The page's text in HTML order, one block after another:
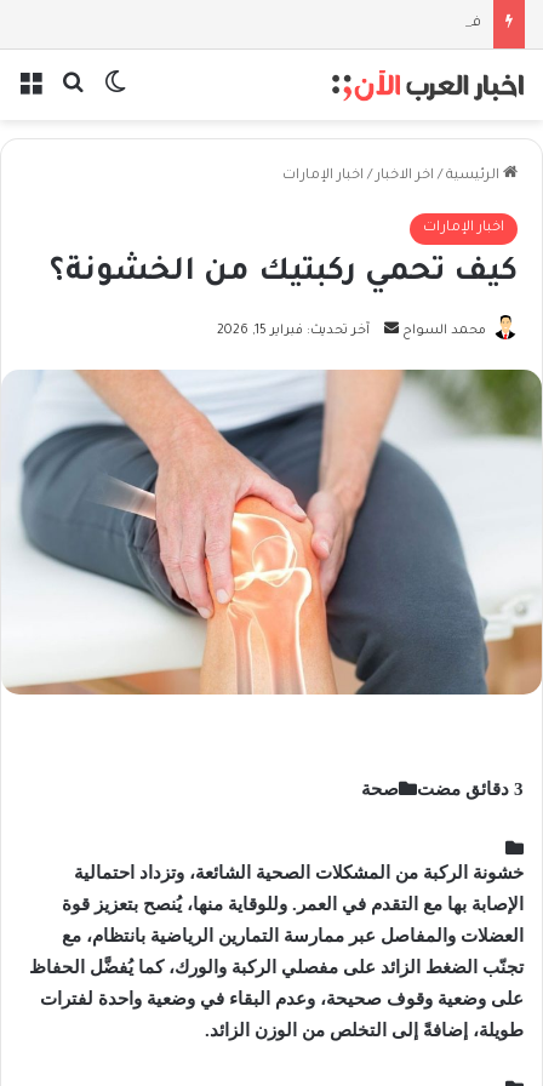
فلسفة الخيط والموج: نصف قرن في مدرسة البحر مع غسان المزيدي
بحثالوضع
الرئيسية / اخر الاخبار / اخبار الإمارات
اخبار الإمارات
كيف تحمي ركبتيك من الخشونة؟
محمد السواح
أرسلآخر تحديث: فبراير 15, 2026
صحة
خشونة الركبة من المشكلات الصحية الشائعة، وتزداد احتمالية
الإصابة بها مع التقدم في العمر. وللوقاية منها، يُنصح بتعزيز قوة
العضلات والمفاصل عبر ممارسة التمارين الرياضية بانتظام، مع
تجنّب الضغط الزائد على مفصلي الركبة والورك، كما يُفضَّل الحفاظ
على وضعية وقوف صحيحة، وعدم البقاء في وضعية واحدة لفترات
طويلة، إضافةً إلى التخلص من الوزن الزائد.